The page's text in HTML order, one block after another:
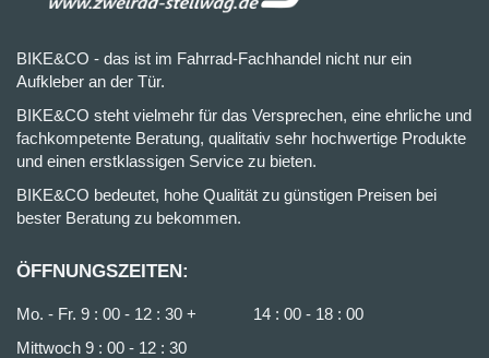
BIKE&CO - das ist im Fahrrad-Fachhandel nicht nur ein
Aufkleber an der Tür.
BIKE&CO steht vielmehr für das Versprechen, eine ehrliche und
fachkompetente Beratung, qualitativ sehr hochwertige Produkte
und einen erstklassigen Service zu bieten.
BIKE&CO bedeutet, hohe Qualität zu günstigen Preisen bei
bester Beratung zu bekommen.
ÖFFNUNGSZEITEN:
Mo. - Fr. 9 : 00 - 12 : 30 + 14 : 00 - 18 : 00
Mittwoch 9 : 00 - 12 : 30